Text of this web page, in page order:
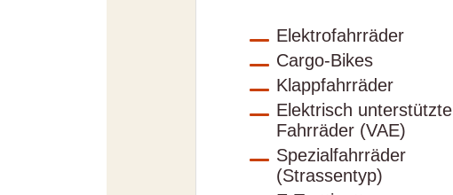
Elektrofahrräder
Cargo-Bikes
Klappfahrräder
Elektrisch unterstützte
Fahrräder (VAE)
Spezialfahrräder
(Strassentyp)